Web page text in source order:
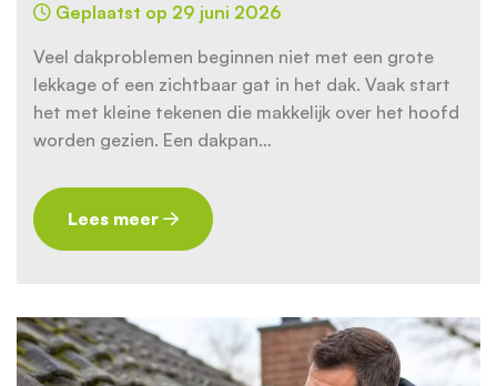
Geplaatst op 29 juni 2026
Veel dakproblemen beginnen niet met een grote
lekkage of een zichtbaar gat in het dak. Vaak start
het met kleine tekenen die makkelijk over het hoofd
worden gezien. Een dakpan…
Lees meer